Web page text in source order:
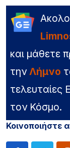
και μάθετε
την Λήμνο
τελευταίες
τον Κόσμο.
Κοινοποιήστε